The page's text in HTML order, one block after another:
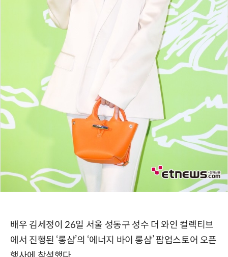
배우 김세정이 26일 서울 성동구 성수 더 와인 컬렉티브
에서 진행된 ‘롱샴’의 ‘에너지 바이 롱샴’ 팝업스토어 오픈